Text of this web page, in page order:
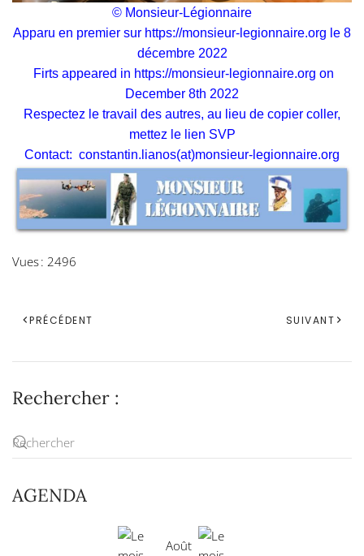
© Monsieur-Légionnaire
Apparu en premier sur https://monsieur-legionnaire.org le 8
décembre 2022
Firts appeared in https://monsieur-legionnaire.org on
December 8th 2022
Respectez le travail des autres, au lieu de copier coller,
mettez le lien SVP
Contact: constantin.lianos(at)monsieur-legionnaire.org
Vues : 2496
PRÉCÉDENT SUIVANT
Rechercher :
AGENDA
Août